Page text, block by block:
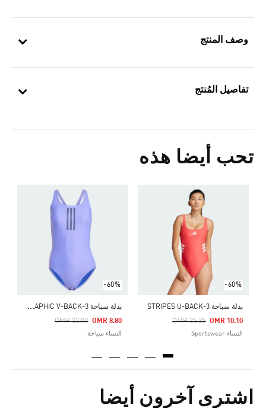
وصف المنتج
تفاصيل المُنتج
تحب أيضا هذه
-60%
بدلة سباحة 3-STRIPES U-BACK
Price Reduced From
OMR 25.25
To OMR 10.10
النساء Sportswear
-60%
ب
دلة سباحة 3-STRIPES GRAPHIC V-BACK
Price Reduced From
OMR 22.00
To OMR 8.80
النساء سباحة
اشترى آخرون أيضا